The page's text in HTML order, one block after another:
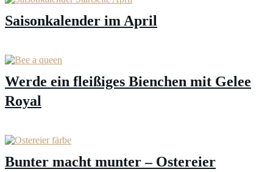
Saisonkalender im April
Werde ein fleißiges Bienchen mit Gelee
Royal
Bunter macht munter – Ostereier